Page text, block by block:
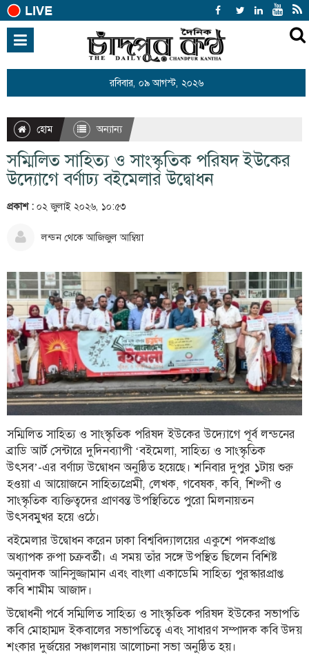
রবিবার, ০৯ আগস্ট, ২০২৬
হোম
জাতীয়
আন্তর্জাতিক
রাজনীতি
খেলাধুলা
বিনোদন
অর্থনীতি
শিক্ষা
সারাদেশ
ফিচার
সম্পাদকীয়
অন্যান্য
আইন-
আদালত
উপ-
সম্পাদকীয়
কৃষি
ও
প্রকৃতি
অপরাধ
চাঁদপুর
জেলার
খবর
প্রবাস
তথ্য-
হোম অন্যান্য
সম্মিলিত সাহিত্য ও সাংস্কৃতিক পরিষদ ইউকের
উদ্যোগে বর্ণাঢ্য বইমেলার উদ্বোধন
প্রকাশ : ০২ জুলাই ২০২৬, ১০:৫৩
লন্ডন থেকে আজিজুল আম্বিয়া
সম্মিলিত সাহিত্য ও সাংস্কৃতিক পরিষদ ইউকের উদ্যোগে পূর্ব লন্ডনের
ব্রাডি আর্ট সেন্টারে দুদিনব্যাপী ‘বইমেলা, সাহিত্য ও সাংস্কৃতিক
উৎসব’-এর বর্ণাঢ্য উদ্বোধন অনুষ্ঠিত হয়েছে। শনিবার দুপুর ১টায় শুরু
হওয়া এ আয়োজনে সাহিত্যপ্রেমী, লেখক, গবেষক, কবি, শিল্পী ও
সাংস্কৃতিক ব্যক্তিত্বদের প্রাণবন্ত উপস্থিতিতে পুরো মিলনায়তন
উৎসবমুখর হয়ে ওঠে।
বইমেলার উদ্বোধন করেন ঢাকা বিশ্ববিদ্যালয়ের একুশে পদকপ্রাপ্ত
অধ্যাপক রুপা চক্রবর্তী। এ সময় তাঁর সঙ্গে উপস্থিত ছিলেন বিশিষ্ট
অনুবাদক আনিসুজ্জামান এবং বাংলা একাডেমি সাহিত্য পুরস্কারপ্রাপ্ত
কবি শামীম আজাদ।
উদ্বোধনী পর্বে সম্মিলিত সাহিত্য ও সাংস্কৃতিক পরিষদ ইউকের সভাপতি
কবি মোহাম্মদ ইকবালের সভাপতিত্বে এবং সাধারণ সম্পাদক কবি উদয়
শংকার দুর্জয়ের সঞ্চালনায় আলোচনা সভা অনুষ্ঠিত হয়।